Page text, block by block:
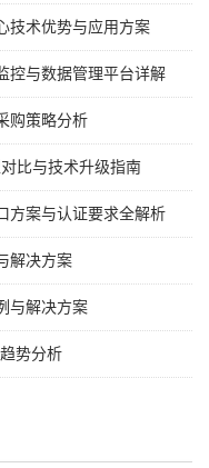
技术优势与应用方案
控与数据管理平台详解
购策略分析
比与技术升级指南
方案与认证要求全解析
解决方案
与解决方案
势分析